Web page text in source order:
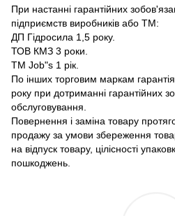
При настанні гарантійних
підприємств виробників або ТМ:
ДП Гідросила 1,5 року.
ТОВ КМЗ 3 роки.
ТМ Job"s 1 рік.
По інших торговим маркам
року при дотриманні гарантійних
обслуговування.
Повернення і заміна товару
продажу за умови збереження
на відпуск товару, цілісності
пошкоджень.